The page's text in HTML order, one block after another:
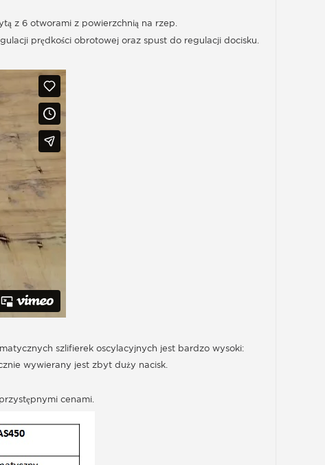
z 6 otworami z powierzchnią na rzep.
prędkości obrotowej oraz spust do regulacji docisku.
szlifierek oscylacyjnych jest bardzo wysoki:
wywierany jest zbyt duży nacisk.
cenami.